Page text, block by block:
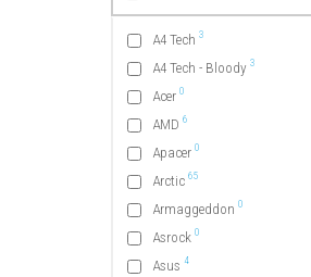
A4 Tech 3
A4 Tech - Bloody 3
Acer 0
AMD 6
Apacer 0
Arctic 65
Armaggeddon 0
Asrock 0
Asus 4